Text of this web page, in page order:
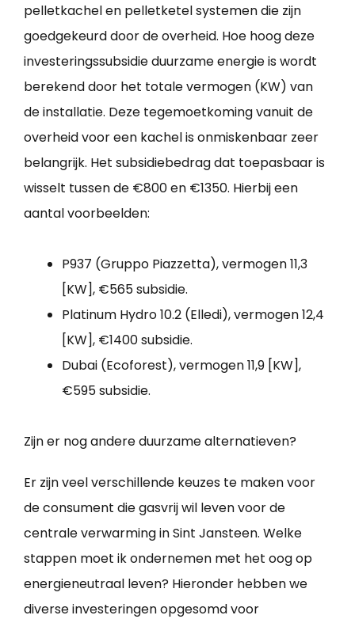
pelletkachel en pelletketel systemen die zijn
goedgekeurd door de overheid. Hoe hoog deze
investeringssubsidie duurzame energie is wordt
berekend door het totale vermogen (KW) van
de installatie. Deze tegemoetkoming vanuit de
overheid voor een kachel is onmiskenbaar zeer
belangrijk. Het subsidiebedrag dat toepasbaar is
wisselt tussen de €800 en €1350. Hierbij een
aantal voorbeelden:
P937 (Gruppo Piazzetta), vermogen 11,3
[KW], €565 subsidie.
Platinum Hydro 10.2 (Elledi), vermogen 12,4
[KW], €1400 subsidie.
Dubai (Ecoforest), vermogen 11,9 [KW],
€595 subsidie.
Zijn er nog andere duurzame alternatieven?
Er zijn veel verschillende keuzes te maken voor
de consument die gasvrij wil leven voor de
centrale verwarming in Sint Jansteen. Welke
stappen moet ik ondernemen met het oog op
energieneutraal leven? Hieronder hebben we
diverse investeringen opgesomd voor